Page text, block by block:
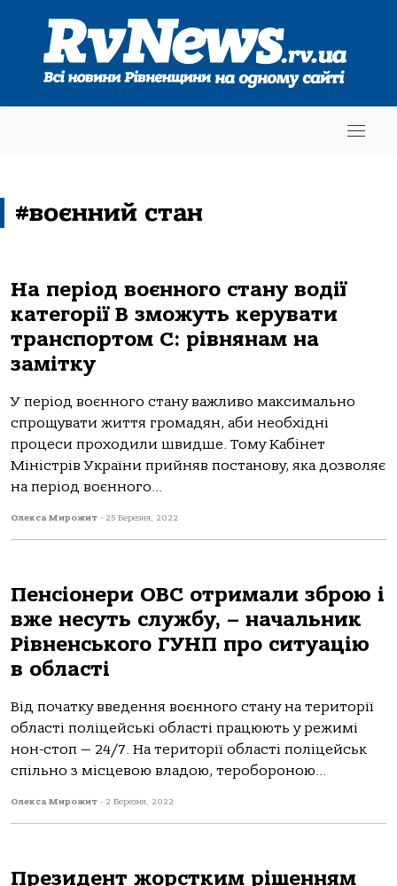
#воєнний стан
На період воєнного стану водії
категорії В зможуть керувати
транспортом С: рівнянам на
замітку
У період воєнного стану важливо максимально
спрощувати життя громадян, аби необхідні
процеси проходили швидше. Тому Кабінет
Міністрів України прийняв постанову, яка дозволяє
на період воєнного...
Олекса Мирожит - 25 Березня, 2022
Пенсіонери ОВС отримали зброю і
вже несуть службу, – начальник
Рівненського ГУНП про ситуацію
в області
Від початку введення воєнного стану на території
області поліцейські області працюють у режимі
нон-стоп — 24/7. На території області поліцейськ
спільно з місцевою владою, теробороною...
Олекса Мирожит - 2 Березня, 2022
Президент жорстким рішенням